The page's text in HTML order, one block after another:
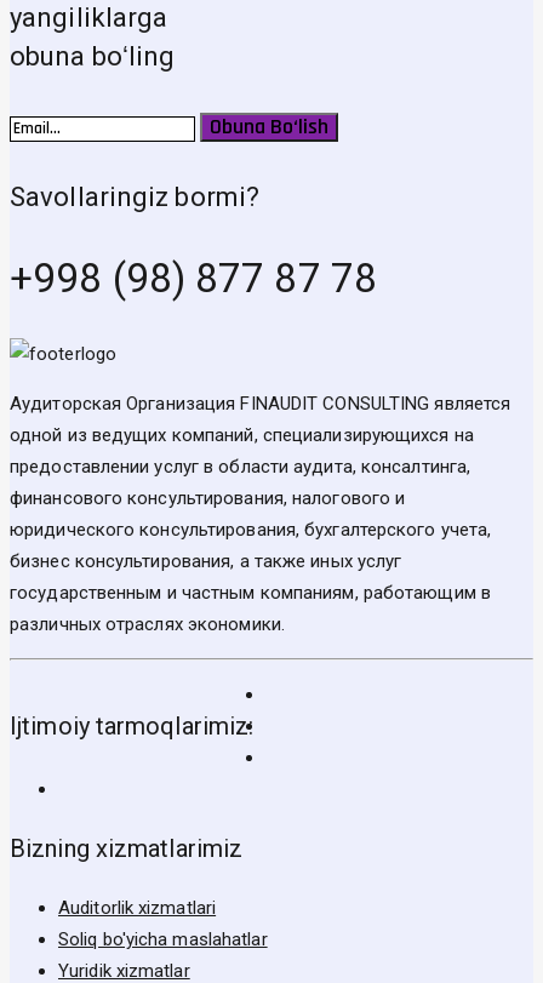
yangiliklarga
obuna boʻling
Obuna Bo‘lish
Savollaringiz bormi?
+998 (98) 877 87 78
Аудиторская Организация FINAUDIT CONSULTING является
одной из ведущих компаний, специализирующихся на
предоставлении услуг в области аудита, консалтинга,
финансового консультирования, налогового и
юридического консультирования, бухгалтерского учета,
бизнес консультирования, а также иных услуг
государственным и частным компаниям, работающим в
различных отраслях экономики.
Ijtimoiy tarmoqlarimiz:
Bizning xizmatlarimiz
Auditorlik xizmatlari
Soliq bo'yicha maslahatlar
Yuridik xizmatlar